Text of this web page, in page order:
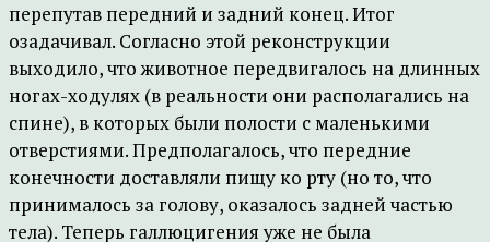
перепутав передний и задний конец. Итог
озадачивал. Согласно этой реконструкции
выходило, что животное передвигалось на длинных
ногах-ходулях (в реальности они располагались на
спине), в которых были полости с маленькими
отверстиями. Предполагалось, что передние
конечности доставляли пищу ко рту (но то, что
принималось за голову, оказалось задней частью
тела). Теперь галлюцигения уже не была